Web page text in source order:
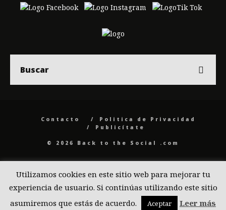
Contacto
Politica de Privacidad
Publicítate
© 2026 Back to the Social .com
Utilizamos cookies en este sitio web para mejorar tu
experiencia de usuario. Si continúas utilizando este sitio
asumiremos que estás de acuerdo.
Aceptar Leer más